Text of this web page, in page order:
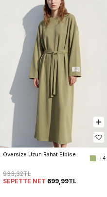
Oversize Uzun Rahat Elbise
+4
933,32TL
SEPETTE NET 699,99TL